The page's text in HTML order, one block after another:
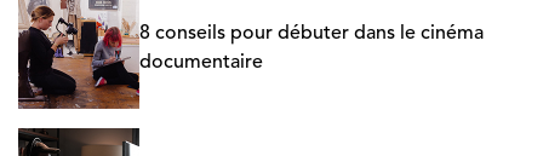
8 conseils pour débuter dans le cinéma
documentaire